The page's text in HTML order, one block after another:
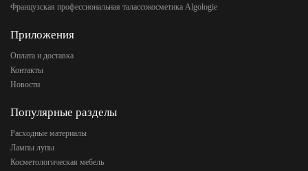
Французская профессиональная талассокосметика Algologie
Приложения
Оплата и доставка
Контакты
Новости
Популярные разделы
Расходные материалы
Лампы лупы
Косметологическая мебель